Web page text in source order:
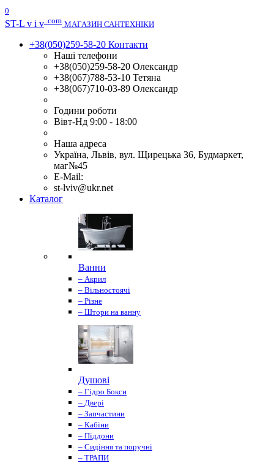
0
ST-L v i v .com МАГАЗИН САНТЕХНІКИ
+38(050)259-58-20 Контакти
Наші телефони
+38(050)259-58-20 Олександр
+38(067)788-53-10 Тетяна
+38(067)710-03-89 Олександр
Години роботи
Вівт-Нд 9:00 - 18:00
Наша адреса
Україна, Львів, вул. Щирецька 36, Будмаркет,
маг№45
E-Mail:
st-lviv@ukr.net
Каталог
Ванни
– Акрил
– Вільностоячі
– Різне
– Штори на ванну
Душові
– Гідро Бокси
– Двері
– Запчастини
– Кабіни
– Піддони
– Сидіння та поручні
– ТРАПИ